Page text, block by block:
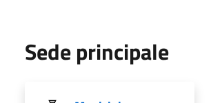
Sede principale